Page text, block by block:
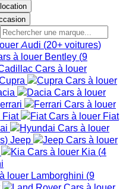
Audi (20+ voitures)
Bentley (9
Fiat
Fiat
) Jeep
Kia (4
Lamborghini (9